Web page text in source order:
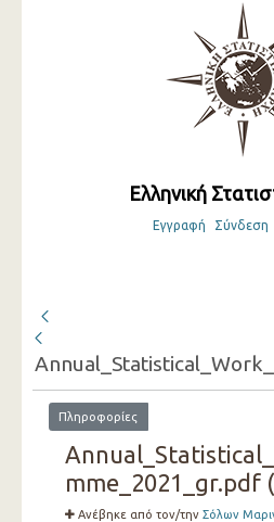
Ελληνική
Εγγραφή Σύνδεση
Πληροφορίες
mme_2021_gr.pdf
Ανέβηκε από τον/την Σόλων